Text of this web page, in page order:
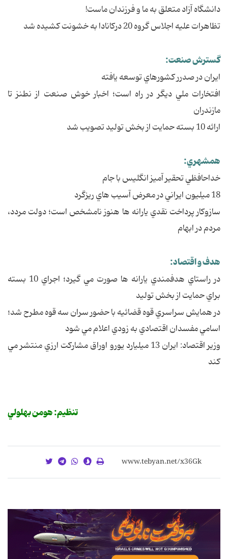
دانشگاه آزاد متعلق به ما و فرزندان ماست!
تظاهرات عليه اجلاس گروه 20 درکانادا به خشونت کشيده شد
گسترش صنعت:
ايران در صدرر کشورهاي توسعه يافته
افتخارات ملي ديگر در راه است؛ اخبار خوش صنعت از نطنز تا
مازندران
ارائه 10 بسته حمايت از بخش توليد تصويب شد
همشهري:
خداحافظي تحقير آميز انگليس با جام
18 ميليون ايراني در معرض آسيب هاي ريزگرد
سازوکار پرداخت نقدي يارانه ها هنوز نامشخص است؛ دولت مردد،
مردم در ابهام
هدف و اقتصاد:
در راستاي هدفمندي يارانه ها صورت مي گيرد؛ اجراي 10 بسته
براي حمايت از بخش توليد
در همايش سراسري قوه قضائيه با حضور سران سه قوه مطرح شد؛
اسامي مفسدان اقتصادي به زودي اعلام مي شود
وزير اقتصاد: ايران 13 ميليارد يورو اوراق مشارکت ارزي منتشر مي
کند
تنظيم: هومن بهلولي